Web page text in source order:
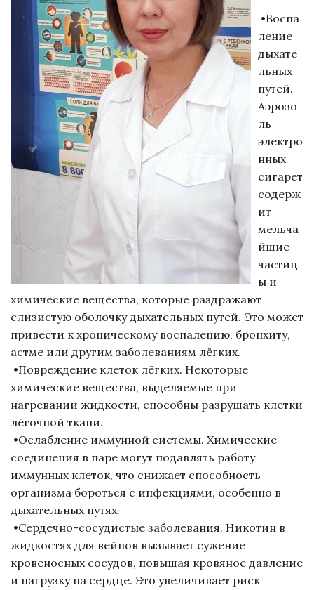
•Воспа
ление
дыхате
льных
путей.
Аэрозо
ль
электро
нных
сигарет
содерж
ит
мельча
йшие
частиц
ы и
химические вещества, которые раздражают
слизистую оболочку дыхательных путей. Это может
привести к хроническому воспалению, бронхиту,
астме или другим заболеваниям лёгких.
•Повреждение клеток лёгких. Некоторые
химические вещества, выделяемые при
нагревании жидкости, способны разрушать клетки
лёгочной ткани.
•Ослабление иммунной системы. Химические
соединения в паре могут подавлять работу
иммунных клеток, что снижает способность
организма бороться с инфекциями, особенно в
дыхательных путях.
•Сердечно-сосудистые заболевания. Никотин в
жидкостях для вейпов вызывает сужение
кровеносных сосудов, повышая кровяное давление
и нагрузку на сердце. Это увеличивает риск